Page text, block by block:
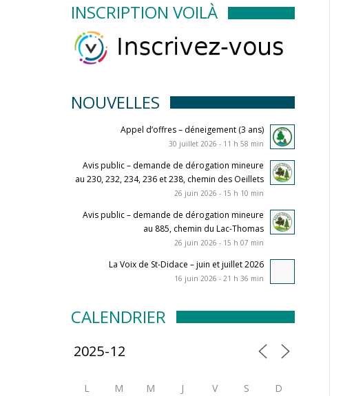
INSCRIPTION VOILÀ
NOUVELLES
Appel d’offres – déneigement (3 ans)
30 juillet 2026 - 11 h 58 min
Avis public – demande de dérogation mineure
au 230, 232, 234, 236 et 238, chemin des Oeillets
26 juin 2026 - 15 h 10 min
Avis public – demande de dérogation mineure
au 885, chemin du Lac-Thomas
26 juin 2026 - 15 h 07 min
La Voix de St-Didace – juin et juillet 2026
16 juin 2026 - 21 h 36 min
CALENDRIER
L M M J V S D